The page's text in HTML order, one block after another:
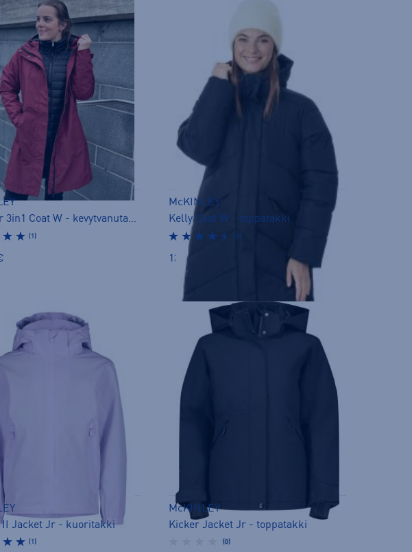
Jennifer 3in1 Coat W - kevytvanutakki
(1)
McKINLEY
Kelly Coat W - toppatakki
(4)
139,00 €
II Jacket Jr - kuoritakki
(1)
McKINLEY
Kicker Jacket Jr - toppatakki
(0)